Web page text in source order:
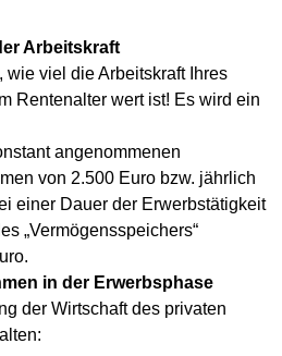
Arbeitskraft
viel die Arbeitskraft Ihres
Rentenalter wert ist! Es wird ein
angenommenen
von 2.500 Euro bzw. jährlich
einer Dauer der Erwerbstätigkeit
„Vermögensspeichers“
in der Erwerbsphase
der Wirtschaft des privaten